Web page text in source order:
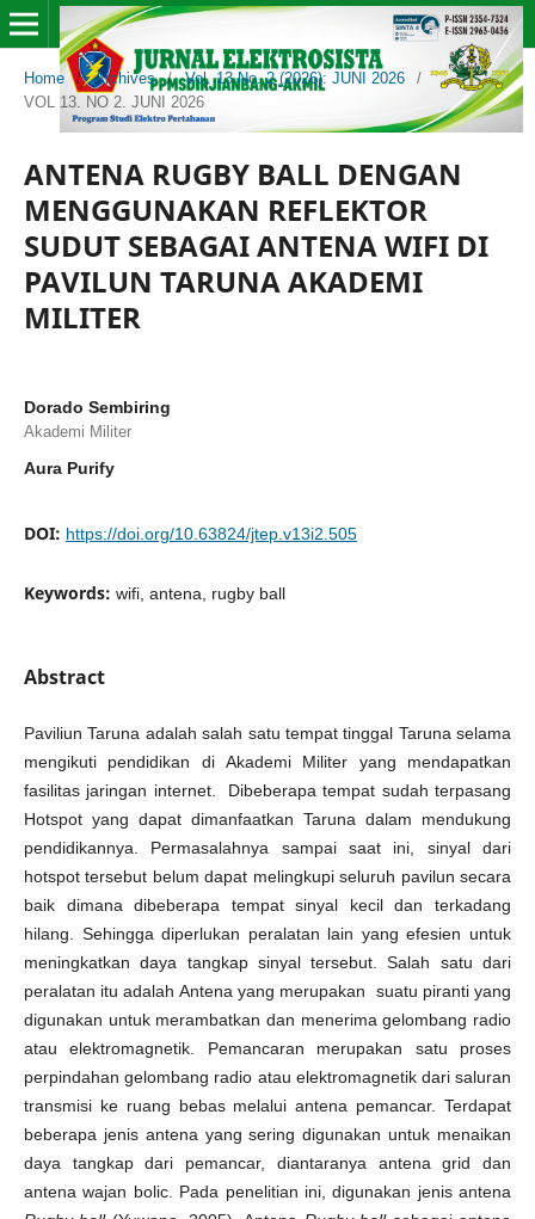
Home / Archives / Vol. 13 No. 2 (2026): JUNI 2026
/
VOL 13. NO 2. JUNI 2026
ANTENA RUGBY BALL DENGAN
MENGGUNAKAN REFLEKTOR
SUDUT SEBAGAI ANTENA WIFI DI
PAVILUN TARUNA AKADEMI
MILITER
Dorado Sembiring
Akademi Militer
Aura Purify
DOI: https://doi.org/10.63824/jtep.v13i2.505
Keywords: wifi, antena, rugby ball
Abstract
Paviliun Taruna adalah salah satu tempat tinggal Taruna selama
mengikuti pendidikan di Akademi Militer yang mendapatkan
fasilitas jaringan internet. Dibeberapa tempat sudah terpasang
Hotspot yang dapat dimanfaatkan Taruna dalam mendukung
pendidikannya. Permasalahnya sampai saat ini, sinyal dari
hotspot tersebut belum dapat melingkupi seluruh pavilun secara
baik dimana dibeberapa tempat sinyal kecil dan terkadang
hilang. Sehingga diperlukan peralatan lain yang efesien untuk
meningkatkan daya tangkap sinyal tersebut. Salah satu dari
peralatan itu adalah Antena yang merupakan suatu piranti yang
digunakan untuk merambatkan dan menerima gelombang radio
atau elektromagnetik. Pemancaran merupakan satu proses
perpindahan gelombang radio atau elektromagnetik dari saluran
transmisi ke ruang bebas melalui antena pemancar. Terdapat
beberapa jenis antena yang sering digunakan untuk menaikan
daya tangkap dari pemancar, diantaranya antena grid dan
antena wajan bolic. Pada penelitian ini, digunakan jenis antena